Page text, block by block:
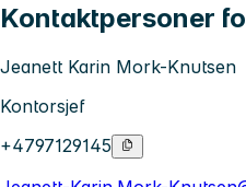
Kontaktpersoner
Jeanett Karin Mork-Knutsen
Kontorsjef
+4797129145